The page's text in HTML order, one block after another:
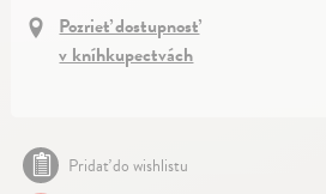
Pozrieť dostupnosť
v kníhkupectvách
Pridať do wishlistu